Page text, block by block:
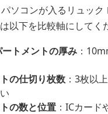
ソコンが入るリュック
以下を比較軸にしてく
トメントの厚み ：
の仕切り枚数 ：3枚以
の数と位置 ：ICカード